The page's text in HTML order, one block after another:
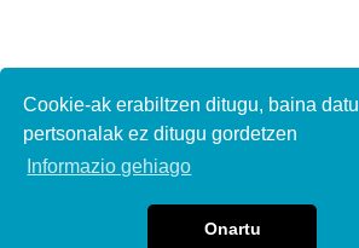
Cookie-ak erabiltzen ditugu, baina datu
pertsonalak ez ditugu gordetzen
Informazio gehiago
Onartu